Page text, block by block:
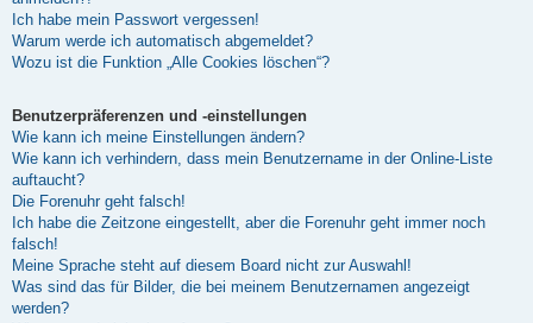
Ich habe mein Passwort vergessen!
Warum werde ich automatisch abgemeldet?
Wozu ist die Funktion „Alle Cookies löschen“?
Benutzerpräferenzen und -einstellungen
Wie kann ich meine Einstellungen ändern?
Wie kann ich verhindern, dass mein Benutzername in der Online-Liste
auftaucht?
Die Forenuhr geht falsch!
Ich habe die Zeitzone eingestellt, aber die Forenuhr geht immer noch
falsch!
Meine Sprache steht auf diesem Board nicht zur Auswahl!
Was sind das für Bilder, die bei meinem Benutzernamen angezeigt
werden?